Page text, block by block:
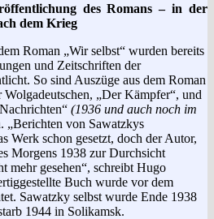
des Romans – in der
dem Krieg
Roman „Wir selbst“ wurden bereits
und Zeitschriften der
So sind Auszüge aus dem Roman
„Der Kämpfer“, und
(1936 und auch noch im
„Berichten von Sawatzkys
Werk schon gesetzt, doch der Autor,
Morgens 1938 zur Durchsicht
mehr gesehen“, schreibt Hugo
Buch wurde vor dem
Sawatzky selbst wurde Ende 1938
1944 in Solikamsk.